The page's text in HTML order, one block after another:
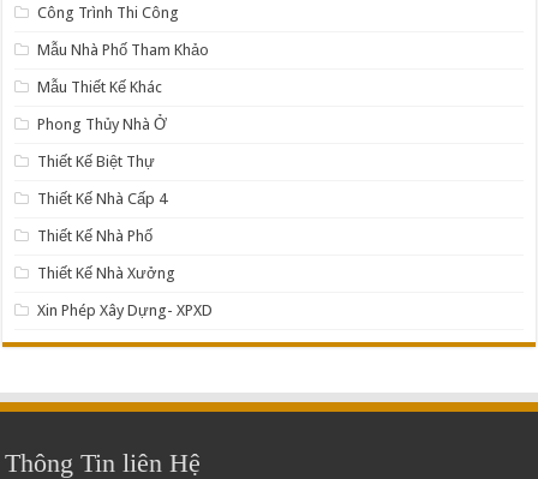
Công Trình Thi Công
Mẫu Nhà Phố Tham Khảo
Mẫu Thiết Kế Khác
Phong Thủy Nhà Ở
Thiết Kế Biệt Thự
Thiết Kế Nhà Cấp 4
Thiết Kế Nhà Phố
Thiết Kế Nhà Xưởng
Xin Phép Xây Dựng- XPXD
Thông Tin liên Hệ